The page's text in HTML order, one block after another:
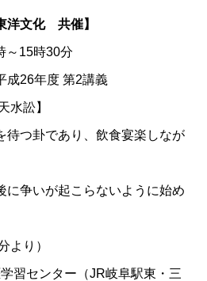
洋文化 共催】
～15時30分
26年度 第2講義
水訟】
つ卦であり、飲食宴楽しなが
争いが起こらないように始め
より）
センター（JR岐阜駅東・三